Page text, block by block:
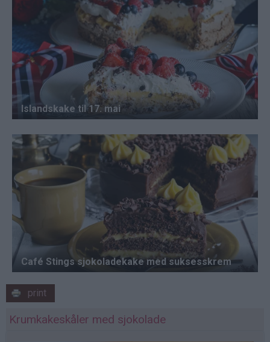
print
Krumkakeskåler med sjokolade